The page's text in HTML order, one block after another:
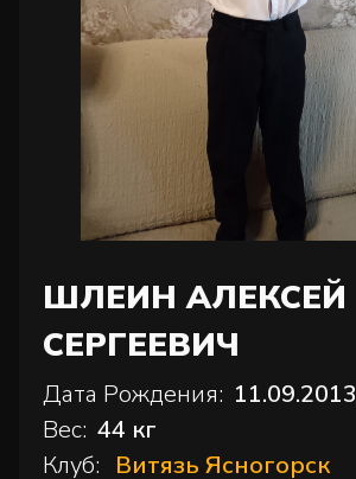
ШЛЕИН АЛЕКСЕЙ
СЕРГЕЕВИЧ
Дата Рождения: 11.09.2013
Вес: 44 кг
Клуб: Витязь Ясногорск